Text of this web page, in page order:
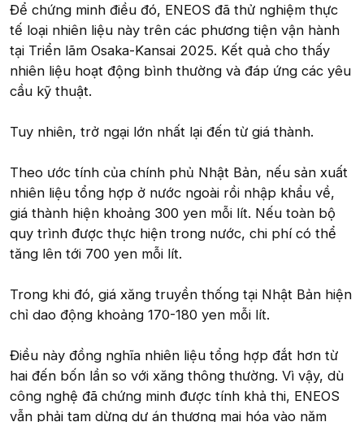
Để chứng minh điều đó, ENEOS đã thử nghiệm thực
tế loại nhiên liệu này trên các phương tiện vận hành
tại Triển lãm Osaka-Kansai 2025. Kết quả cho thấy
nhiên liệu hoạt động bình thường và đáp ứng các yêu
cầu kỹ thuật.
Tuy nhiên, trở ngại lớn nhất lại đến từ giá thành.
Theo ước tính của chính phủ Nhật Bản, nếu sản xuất
nhiên liệu tổng hợp ở nước ngoài rồi nhập khẩu về,
giá thành hiện khoảng 300 yen mỗi lít. Nếu toàn bộ
quy trình được thực hiện trong nước, chi phí có thể
tăng lên tới 700 yen mỗi lít.
Trong khi đó, giá xăng truyền thống tại Nhật Bản hiện
chỉ dao động khoảng 170-180 yen mỗi lít.
Điều này đồng nghĩa nhiên liệu tổng hợp đắt hơn từ
hai đến bốn lần so với xăng thông thường. Vì vậy, dù
công nghệ đã chứng minh được tính khả thi, ENEOS
vẫn phải tạm dừng dự án thương mại hóa vào năm